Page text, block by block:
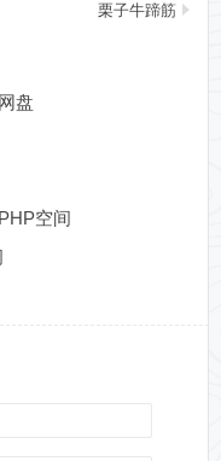
栗子牛蹄筋
盘
空间